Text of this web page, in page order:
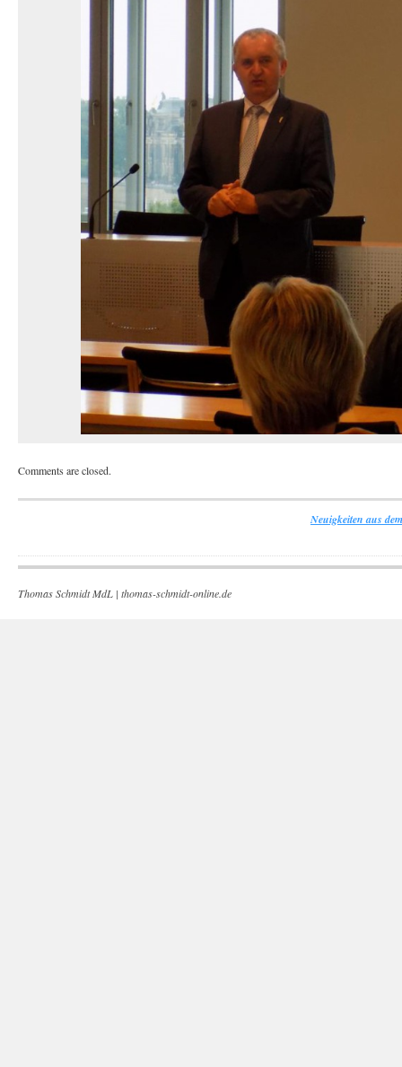
Comments are closed.
Neuigkeiten aus
Thomas Schmidt MdL | thomas-schmidt-online.de